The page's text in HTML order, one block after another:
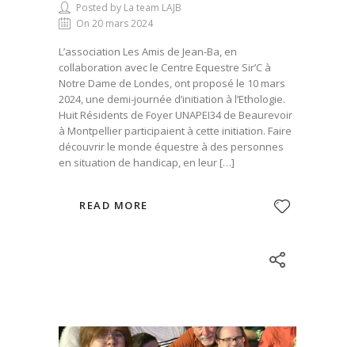
Posted by La team LAJB
On 20 mars 2024
L’association Les Amis de Jean-Ba, en
collaboration avec le Centre Equestre Sir’C à
Notre Dame de Londes, ont proposé le 10 mars
2024, une demi-journée d’initiation à l’Ethologie.
Huit Résidents de Foyer UNAPEI34 de Beaurevoir
à Montpellier participaient à cette initiation. Faire
découvrir le monde équestre à des personnes
en situation de handicap, en leur […]
READ MORE